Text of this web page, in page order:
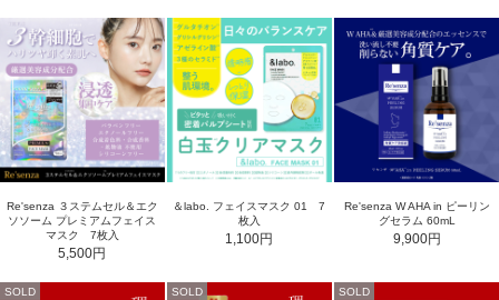
Re'senza ３ステムセル＆エク
ソソーム プレミアムフェイス
マスク 7枚入
5,500円
＆labo. フェイスマスク 01 7
枚入
1,100円
Re'senza W AHA in ピーリン
グセラム 60mL
9,900円
SOLD SOLD SOLD